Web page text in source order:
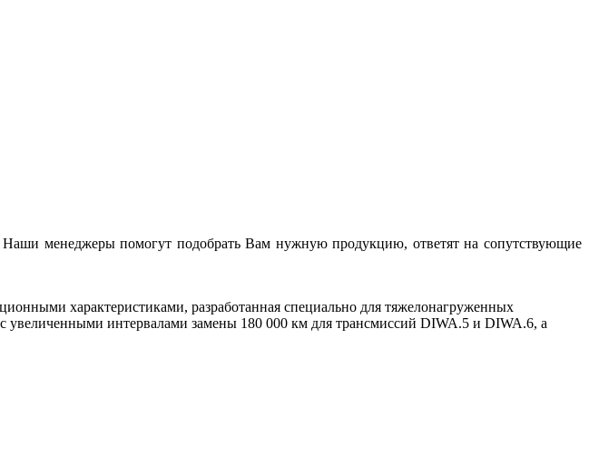
менеджеры помогут подобрать Вам нужную продукцию, ответят на сопутствующие
характеристиками, разработанная специально для тяжелонагруженных
увеличенными интервалами замены 180 000 км для трансмиссий DIWA.5 и DIWA.6, а